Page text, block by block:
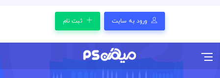
ورود به سایت ثبت نام